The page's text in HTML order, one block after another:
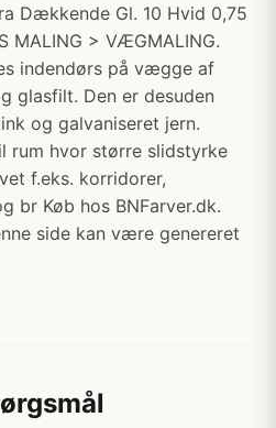
Dækkende Gl. 10 Hvid 0,75
MALING > VÆGMALING.
indendørs på vægge af
glasfilt. Den er desuden
og galvaniseret jern.
rum hvor større slidstyrke
f.eks. korridorer,
br Køb hos BNFarver.dk.
side kan være genereret